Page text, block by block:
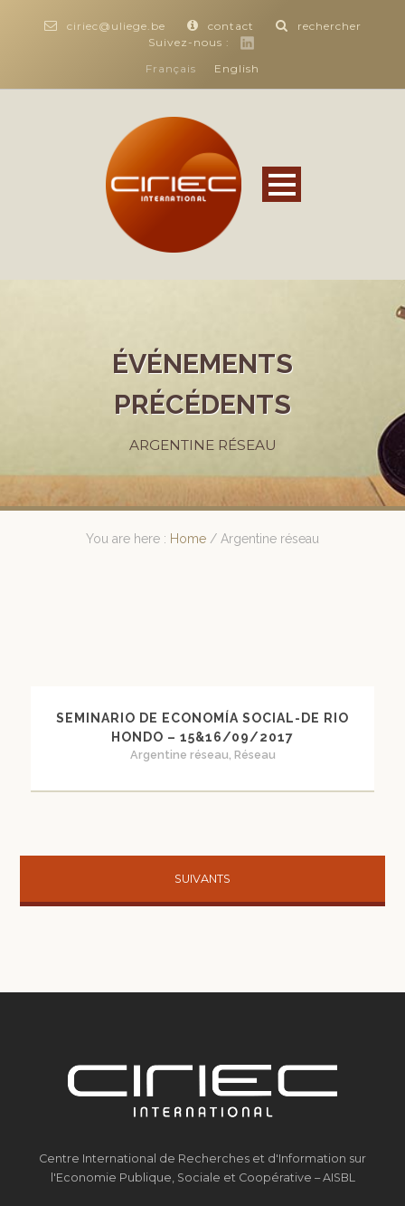
ciriec@uliege.be contact
rechercher
Suivez-nous :
Français
English
ÉVÉNEMENTS
PRÉCÉDENTS
ARGENTINE RÉSEAU
You are here : Home / Argentine réseau
SEMINARIO DE ECONOMÍA SOCIAL-DE RIO
HONDO – 15&16/09/2017
Argentine réseau, Réseau
Argentine
SUIVANTS
Centre International de Recherches et d'Information sur
l'Economie Publique, Sociale et Coopérative – AISBL